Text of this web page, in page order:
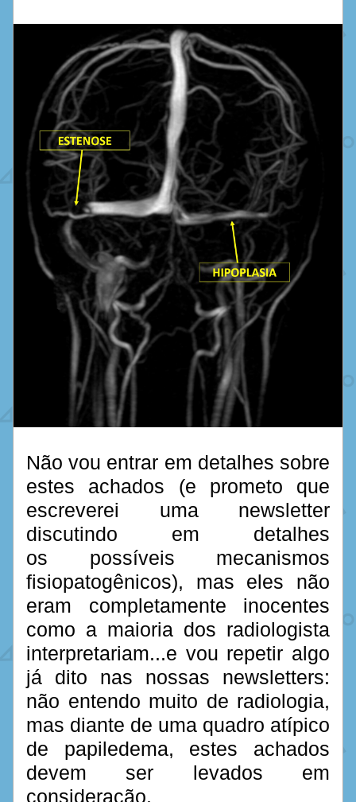
Não vou entrar em detalhes sobre
estes achados (e prometo que
escreverei uma newsletter
discutindo em detalhes
os possíveis mecanismos
fisiopatogênicos), mas eles não
eram completamente inocentes
como a maioria dos radiologista
interpretariam...e vou repetir algo
já dito nas nossas newsletters:
não entendo muito de radiologia,
mas diante de uma quadro atípico
de papiledema, estes achados
devem ser levados em
consideração.